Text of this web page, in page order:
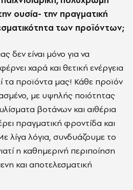
ουσία- την πραγματική
των προϊόντων;
δεν είναι μόνο για να
χαρά και θετική ενέργεια
τα προϊόντα μας! Κάθε προϊόν
με υψηλής ποιότητας
βοτάνων και αιθέρια
πραγματική φροντίδα και
λίγα λόγια, συνδυάζουμε το
η καθημερινή περιποίηση
και αποτελεσματική